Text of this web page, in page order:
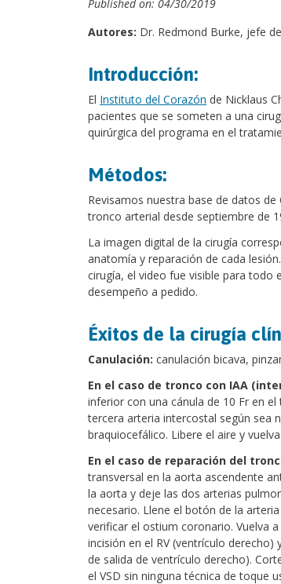
Published on: 04/30/2019
Autores: Dr. Redmond Burke, jefe
Introducción:
El Instituto del Corazón de Nicklaus
pacientes que se someten a una
quirúrgica del programa en el
Métodos:
Revisamos nuestra base de datos
tronco arterial desde septiembre de
La imagen digital de la cirugía
anatomía y reparación de cada
cirugía, el video fue visible para todo
desempeño a pedido.
Éxitos de la cirugía
Canulación: canulación bicava,
En el caso de tronco con IAA
inferior con una cánula de 10 Fr en
tercera arteria intercostal según sea
braquiocefálico. Libere el aire y
En el caso de reparación del
transversal en la aorta ascendente
la aorta y deje las dos arterias
necesario. Llene el botón de la
verificar el ostium coronario. Vuelva
incisión en el RV (ventrículo
de salida de ventrículo derecho).
el VSD sin ninguna técnica de toque